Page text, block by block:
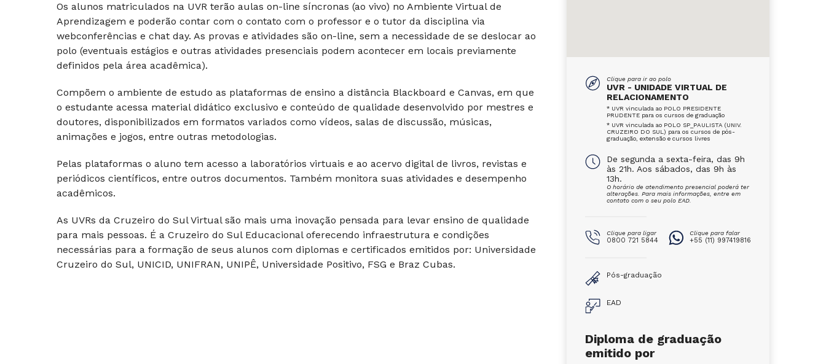
Os alunos matriculados na UVR terão aulas on-line síncronas (ao vivo) no Ambiente Virtual de
Aprendizagem e poderão contar com o contato com o professor e o tutor da disciplina via
webconferências e chat day. As provas e atividades são on-line, sem a necessidade de se deslocar ao
polo (eventuais estágios e outras atividades presenciais podem acontecer em locais previamente
definidos pela área acadêmica).
Compõem o ambiente de estudo as plataformas de ensino a distância Blackboard e Canvas, em que
o estudante acessa material didático exclusivo e conteúdo de qualidade desenvolvido por mestres e
doutores, disponibilizados em formatos variados como vídeos, salas de discussão, músicas,
animações e jogos, entre outras metodologias.
Pelas plataformas o aluno tem acesso a laboratórios virtuais e ao acervo digital de livros, revistas e
periódicos científicos, entre outros documentos. Também monitora suas atividades e desempenho
acadêmicos.
As UVRs da Cruzeiro do Sul Virtual são mais uma inovação pensada para levar ensino de qualidade
para mais pessoas. É a Cruzeiro do Sul Educacional oferecendo infraestrutura e condições
necessárias para a formação de seus alunos com diplomas e certificados emitidos por: Universidade
Cruzeiro do Sul, UNICID, UNIFRAN, UNIPÊ, Universidade Positivo, FSG e Braz Cubas.
Clique para ir ao polo
UVR - UNIDADE VIRTUAL DE
RELACIONAMENTO
* UVR vinculada ao POLO PRESIDENTE
PRUDENTE para os cursos de graduação
* UVR vinculada ao POLO SP_PAULISTA (UNIV.
CRUZEIRO DO SUL) para os cursos de pós-
graduação, extensão e cursos livres
De segunda a sexta-feira, das 9h
às 21h. Aos sábados, das 9h às
13h.
O horário de atendimento presencial poderá ter
alterações. Para mais informações, entre em
contato com o seu polo EAD.
Clique para ligar
0800 721 5844
Clique para falar
+55 (11) 997419816
Pós-graduação
EAD
Diploma de graduação
emitido por